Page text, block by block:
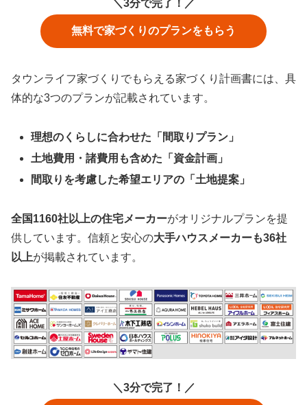
＼3分で完了！／
無料で家づくりのプランをもらう
タウンライフ家づくりでもらえる家づくり計画書には、具
体的な3つのプランが記載されています。
理想のくらしに合わせた「間取りプラン」
土地費用・諸費用も含めた「資金計画」
間取りを考慮した希望エリアの「土地提案」
全国1160社以上の住宅メーカーがオリジナルプランを提
供しています。信頼と安心の大手ハウスメーカーも36社
以上が掲載されています。
＼3分で完了！／